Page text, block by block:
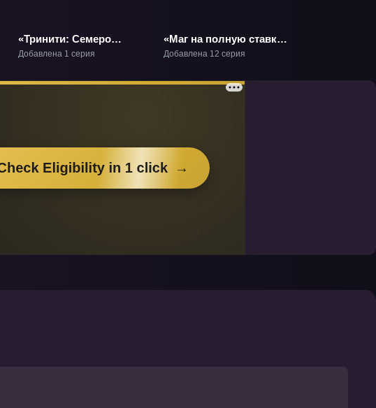
«Тринити: Семеро
магов - Вечная
алхимик» Фильм-1
Добавлена 1 серия
«Маг на полную ставку»
ТВ-1
Добавлена 12 серия